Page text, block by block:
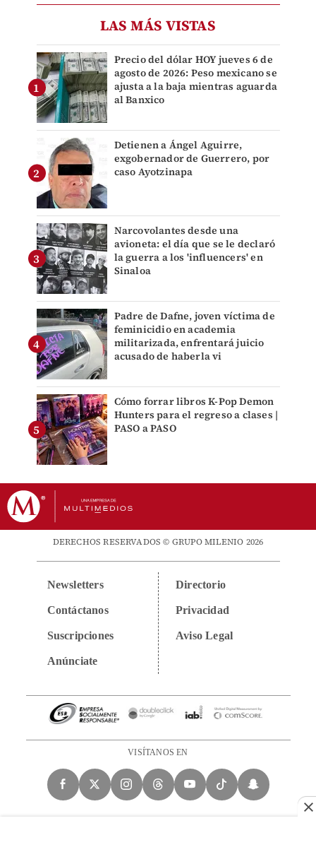
LAS MÁS VISTAS
Precio del dólar HOY jueves 6 de
agosto de 2026: Peso mexicano se
ajusta a la baja mientras aguarda
al Banxico
Detienen a Ángel Aguirre,
exgobernador de Guerrero, por
caso Ayotzinapa
Narcovolantes desde una
avioneta: el día que se le declaró
la guerra a los 'influencers' en
Sinaloa
Padre de Dafne, joven víctima de
feminicidio en academia
militarizada, enfrentará juicio
acusado de haberla vi
Cómo forrar libros K-Pop Demon
Hunters para el regreso a clases |
PASO a PASO
DERECHOS RESERVADOS © GRUPO MILENIO 2026
Newsletters
Contáctanos
Suscripciones
Anúnciate
Directorio
Privacidad
Aviso Legal
VISÍTANOS EN